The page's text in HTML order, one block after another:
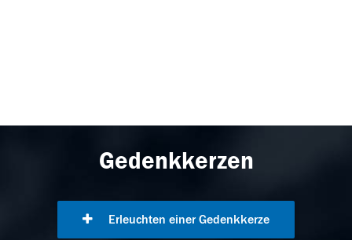
Gedenkkerzen
Erleuchten einer Gedenkkerze